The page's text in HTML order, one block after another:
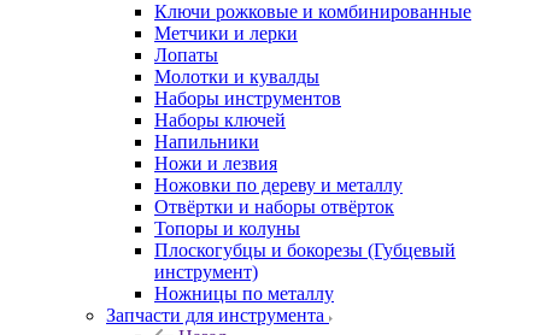
Ключи рожковые и комбинированные
Метчики и лерки
Лопаты
Молотки и кувалды
Наборы инструментов
Наборы ключей
Напильники
Ножи и лезвия
Ножовки по дереву и металлу
Отвёртки и наборы отвёрток
Топоры и колуны
Плоскогубцы и бокорезы (Губцевый
инструмент)
Ножницы по металлу
Запчасти для инструмента